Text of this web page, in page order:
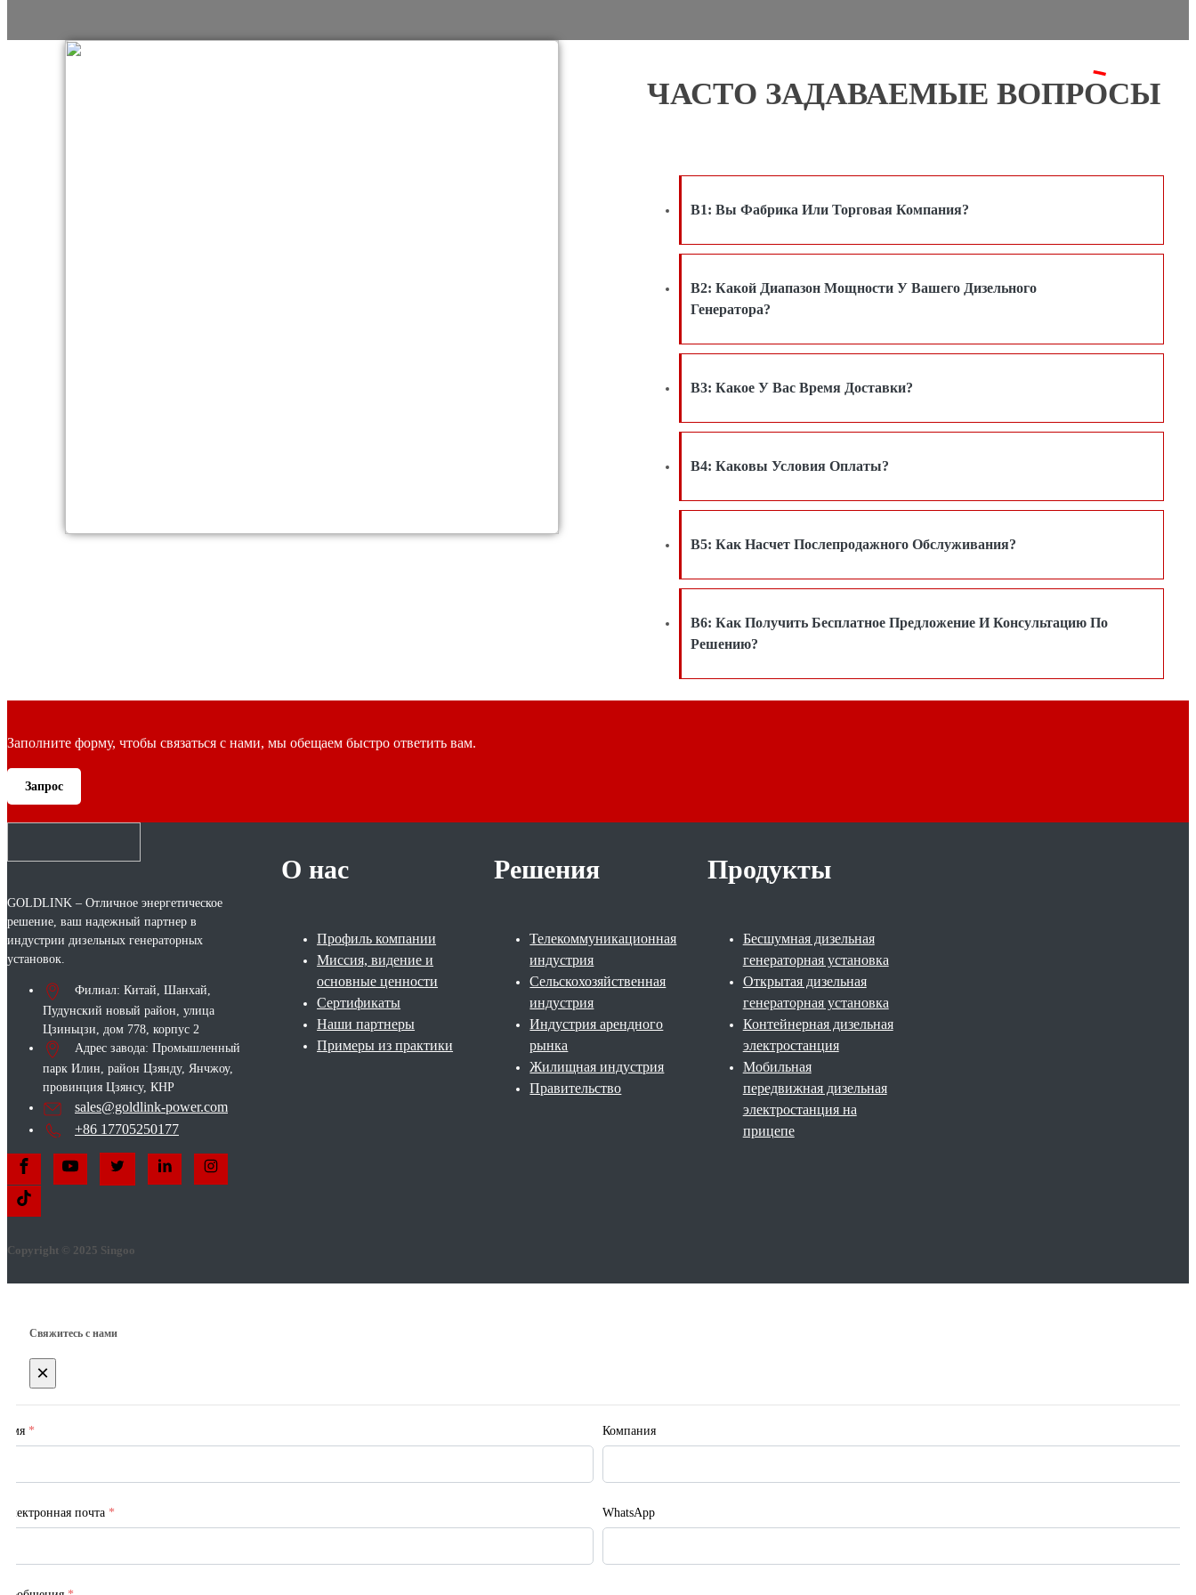
ЧАСТО ЗАДАВАЕМЫЕ ВОПРОСЫ
В1: Вы Фабрика Или Торговая Компания?
В2: Какой Диапазон Мощности У Вашего Дизельного
Генератора?
В3: Какое У Вас Время Доставки?
В4: Каковы Условия Оплаты?
В5: Как Насчет Послепродажного Обслуживания?
В6: Как Получить Бесплатное Предложение И Консультацию По
Решению?
Заполните форму, чтобы связаться с нами, мы обещаем быстро ответить вам.
Запрос
GOLDLINK – Отличное энергетическое
решение, ваш надежный партнер в
индустрии дизельных генераторных
установок.
Филиал: Китай, Шанхай,
Пудунский новый район, улица
Цзиньцзи, дом 778, корпус 2
Адрес завода: Промышленный
парк Илин, район Цзянду, Янчжоу,
провинция Цзянсу, КНР
sales@goldlink-power.com
+86 17705250177
О нас
Профиль компании
Миссия, видение и
основные ценности
Сертификаты
Наши партнеры
Примеры из практики
Решения
Телекоммуникационная
индустрия
Сельскохозяйственная
индустрия
Индустрия арендного
рынка
Жилищная индустрия
Правительство
Продукты
Бесшумная дизельная
генераторная установка
Открытая дизельная
генераторная установка
Контейнерная дизельная
электростанция
Мобильная
передвижная дизельная
электростанция на
прицепе
Copyright © 2025 Singoo
Свяжитесь с нами
×
Имя * Компания
Электронная почта * WhatsApp